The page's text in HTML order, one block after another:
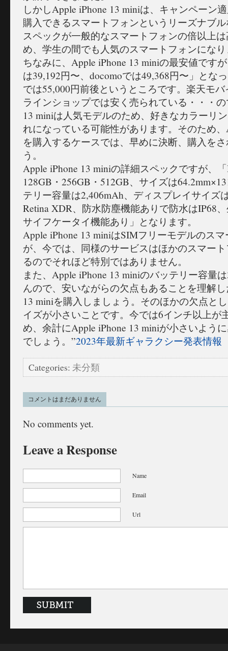
しかしApple iPhone 13 miniは、キャンペーン
購入できるスマートフォンというリーズナブ
スペックが一般的なスマートフォンの倍以上
め、学生の間でも人気のスマートフォンにな
ちなみに、Apple iPhone 13 miniの最安値です
は39,192円〜、docomoでは49,368円〜」とな
では55,000円前後というところです。楽天モ
ラインショップでは安く売られている・・・
13 miniは人気モデルのため、好きなカラーリ
れになっている可能性があります。そのため、
を購入するケースでは、早めに決断、購入を
う。
Apple iPhone 13 miniの詳細スペックですが、
128GB・256GB・512GB、サイズは
テリー容量は2,406mAh、ディスプレイサイズ
Retina XDR、防水防塵機能ありで防水はIP68
サイフケータイ機能あり」となります。
Apple iPhone 13 miniはSIMフリーモデルのス
が、今では、同様のサービスはほかのスマー
るのでそれほど特別ではありません。
また、Apple iPhone 13 miniのバッテリー容量
んので、安いながらの欠点もあることを理解
13 miniを購入しましょう。そのほかの欠点と
イズが小さいことです。今では6インチ以上が
め、余計にApple iPhone 13 miniが小さいよう
でしょう。”2023年最新ギャラクシー発表情報
Categories: 未分類
コメントはまだありません
No comments yet.
Leave a Response
Name
Email
Url